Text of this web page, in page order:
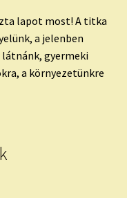
lapot most! A titka
a jelenben
gyermeki
a környezetünkre